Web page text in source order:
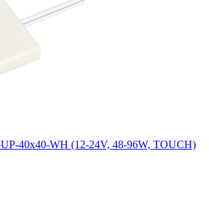
40x40-WH (12-24V, 48-96W, TOUCH)